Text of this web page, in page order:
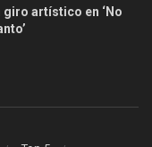
giro artístico en ‘No